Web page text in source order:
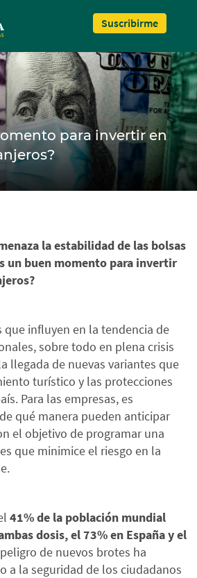
Suscribirme
para invertir en
la estabilidad de las bolsas
un buen momento para invertir
que influyen en la tendencia de
sobre todo en plena crisis
llegada de nuevas variantes que
turístico y las protecciones
Para las empresas, es
qué manera pueden anticipar
el objetivo de programar una
que minimice el riesgo en la
41% de la población mundial
dosis, el 73% en España y el
de nuevos brotes ha
a la seguridad de los ciudadanos